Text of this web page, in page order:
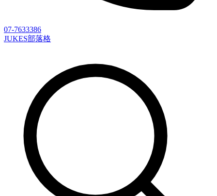
07-7633386
JUKES部落格